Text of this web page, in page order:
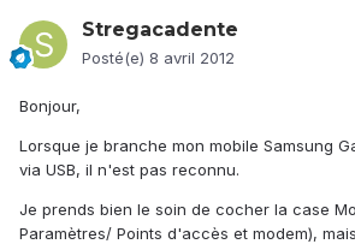
Stregacadente
Posté(e) 8 avril 2012
Bonjour,
Lorsque je branche mon mobile Samsung
via USB, il n'est pas reconnu.
Je prends bien le soin de cocher la case
Paramètres/ Points d'accès et modem),